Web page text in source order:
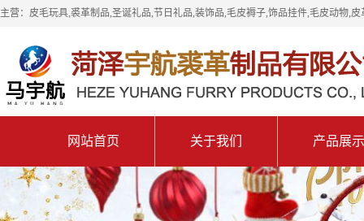
主营：皮毛玩具,裘革制品,圣诞礼品,节日礼品,装饰品,毛皮褥子,饰品挂件,毛皮动物,
网站首页 关于我们 产品展示